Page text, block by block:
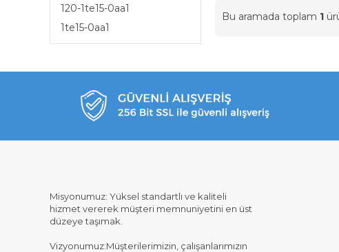
120-1te15-0aa1
1te15-0aa1
Bu aramada toplam 1
Misyonumuz: Yüksel standartlı ve kaliteli
hizmet vererek müşteri memnuniyetini en üst
düzeye taşımak.
Vizyonumuz:Müşterilerimizin, çalışanlarımızın